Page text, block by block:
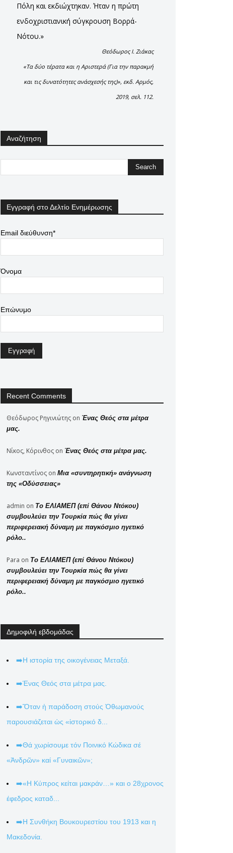
Πόλη και εκδιώχτηκαν. Ήταν η πρώτη
ενδοχριστιανική σύγκρουση Βορρά-
Νότου.»
Θεόδωρος Ι. Ζιάκας
«Τα δύο τέρατα και η Αριστερά (Για την παρακμή
και τις δυνατότητες ανάσχεσής της)», εκδ. Αρμός,
2019, σελ. 112.
Αναζήτηση
Εγγραφή στο Δελτίο Ενημέρωσης
Email διεύθυνση*
Όνομα
Επώνυμο
Recent Comments
Θεόδωρος Ρηγινιώτης on Ένας Θεός στα μέτρα
μας.
Νίκος, Κόρινθος on Ένας Θεός στα μέτρα μας.
Κωνσταντίνος on Μια «συντηρητική» ανάγνωση
της «Οδύσσειας»
admin on Το ΕΛΙΑΜΕΠ (επί Θάνου Ντόκου)
συμβουλεύει την Τουρκία πώς θα γίνει
περιφερειακή δύναμη με παγκόσμιο ηγετικό
ρόλο..
Para on Το ΕΛΙΑΜΕΠ (επί Θάνου Ντόκου)
συμβουλεύει την Τουρκία πώς θα γίνει
περιφερειακή δύναμη με παγκόσμιο ηγετικό
ρόλο..
Δημοφιλή εβδομάδας
➡️Η ιστορία της οικογένειας Μεταξά.
➡️Ένας Θεός στα μέτρα μας.
➡️Ὅταν ἡ παράδοση στούς Ὀθωμανούς
παρουσιάζεται ὡς «ἱστορικό δ...
➡️Θά χωρίσουμε τόν Ποινικό Κώδικα σέ
«Ἀνδρῶν» καί «Γυναικῶν»;
➡️«Η Κύπρος κείται μακράν…» και ο 28χρονος
έφεδρος καταδ...
➡️Η Συνθήκη Βουκουρεστίου του 1913 και η
Μακεδονία.